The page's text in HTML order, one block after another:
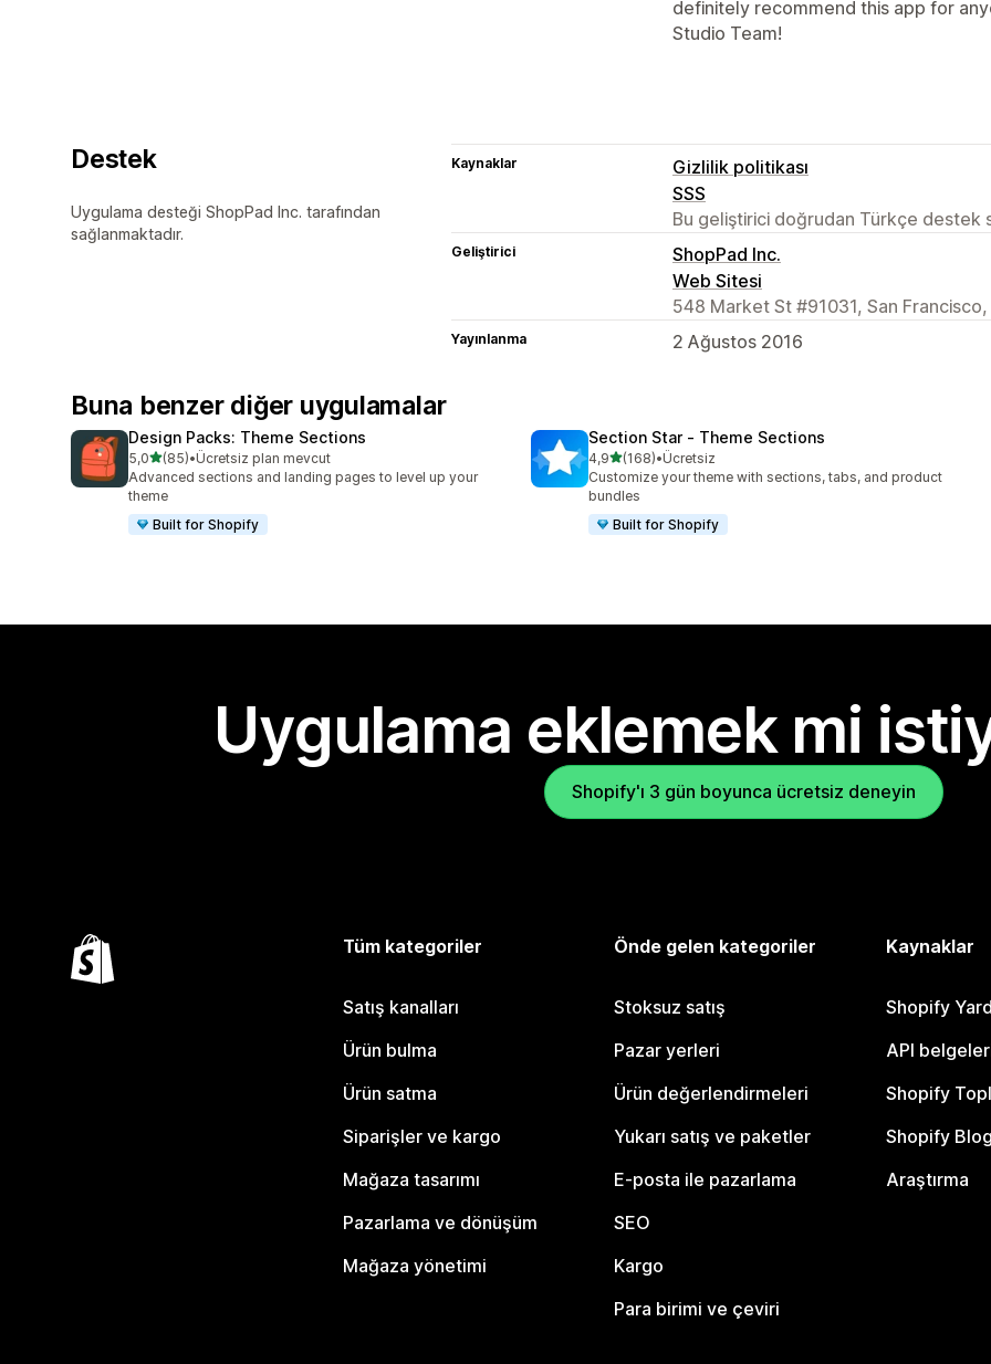
definitely recommend this app for
Studio Team!
Destek
Uygulama desteği ShopPad Inc. tarafından
sağlanmaktadır.
Kaynaklar
Gizlilik politikası
SSS
Bu geliştirici doğrudan Türkçe destek
Geliştirici
ShopPad Inc.
Web Sitesi
548 Market St #91031, San
Yayınlanma 2 Ağustos 2016
Buna benzer diğer uygulamalar
Design Packs: Theme Sections
5,05 yıldız üzerinden
(85)
toplam 85 değerlendirme
•Ücretsiz plan mevcut
Advanced sections and landing pages to level up your
theme
Built for Shopify
Section Star ‑ Theme Sections
4,95 yıldız üzerinden
(168)
toplam 168 değerlendirme
•Ücretsiz
Customize your theme with sections, tabs, and product
bundles
Built for Shopify
Uygulama eklemek mi
Shopify'ı 3 gün boyunca ücretsiz deneyin
Tüm kategoriler
Satış kanalları
Ürün bulma
Ürün satma
Siparişler ve kargo
Mağaza tasarımı
Pazarlama ve dönüşüm
Mağaza yönetimi
Önde gelen kategoriler
Stoksuz satış
Pazar yerleri
Ürün değerlendirmeleri
Yukarı satış ve paketler
E-posta ile pazarlama
SEO
Kargo
Para birimi ve çeviri
Kaynaklar
Shopify
API
Shopify
Shopify
Araştırma